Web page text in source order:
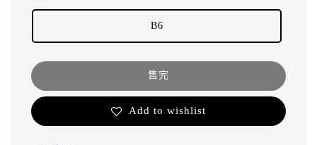
B6
售完
Add to wishlist